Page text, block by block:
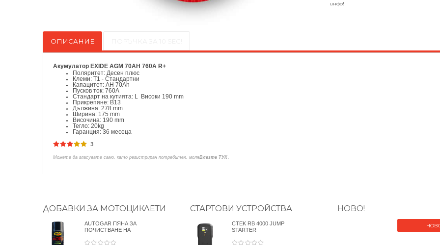
инфо!
ОПИСАНИЕ
Акумулатор EXIDE AGM 70AH 760A R+
Поляритет: Десен плюс
Клеми: T1 - Стандартни
Капацитет: AH 70Ah
Пусков ток: 760A
Стандарт на кутията: L Високи 190 mm
Прикрепяне: B13
Дължина: 278 mm
Ширина: 175 mm
Височина: 190 mm
Тегло: 20kg
Гаранция: 36 месеца
3
Можете да гласувате само, като регистриран потребител, моляВлезте ТУК
ДОБАВКИ ЗА МОТОЦИКЛЕТИ
AUTOGAR ПЯНА ЗА
ПОЧИСТВАНЕ НА
СТАРТОВИ УСТРОЙСТВА
CTEK RB 4000 JUMP
STARTER
НОВО!